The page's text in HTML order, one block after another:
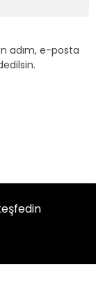
adım, e-posta